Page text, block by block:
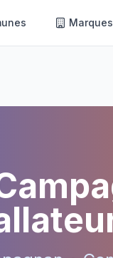
Marques